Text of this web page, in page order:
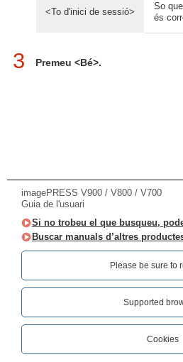
<To d'inici de sessió>
So
és
3 Premeu <Bé>.
imagePRESS V900 / V800 / V700
Guia de l'usuari
Si no trobeu el que busqueu,
Buscar manuals d’altres
Please be sure to
Supported
Cookies